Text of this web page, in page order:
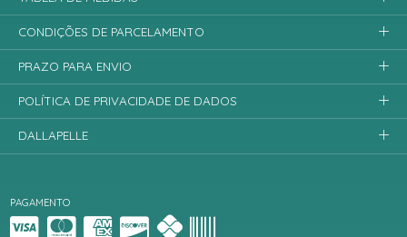
PAGAMENTO
CONDIÇÕES DE PARCELAMENTO
PRAZO PARA ENVIO
POLÍTICA DE PRIVACIDADE DE DADOS
DALLAPELLE